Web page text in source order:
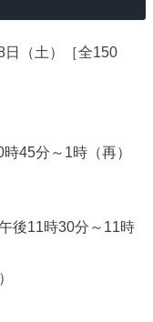
日（土）［全150
45分～1時（再）
後11時30分～11時